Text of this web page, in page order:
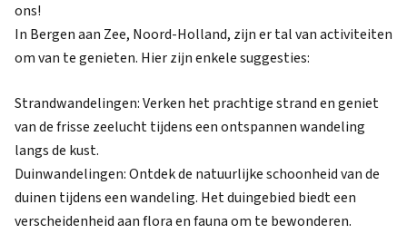
ons!
In Bergen aan Zee, Noord-Holland, zijn er tal van activiteiten
om van te genieten. Hier zijn enkele suggesties:
Strandwandelingen: Verken het prachtige strand en geniet
van de frisse zeelucht tijdens een ontspannen wandeling
langs de kust.
Duinwandelingen: Ontdek de natuurlijke schoonheid van de
duinen tijdens een wandeling. Het duingebied biedt een
verscheidenheid aan flora en fauna om te bewonderen.